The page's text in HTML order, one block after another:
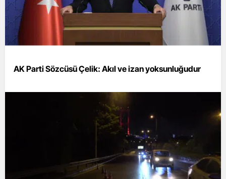
AK Parti Sözcüsü Çelik: Akıl ve izan yoksunluğudur